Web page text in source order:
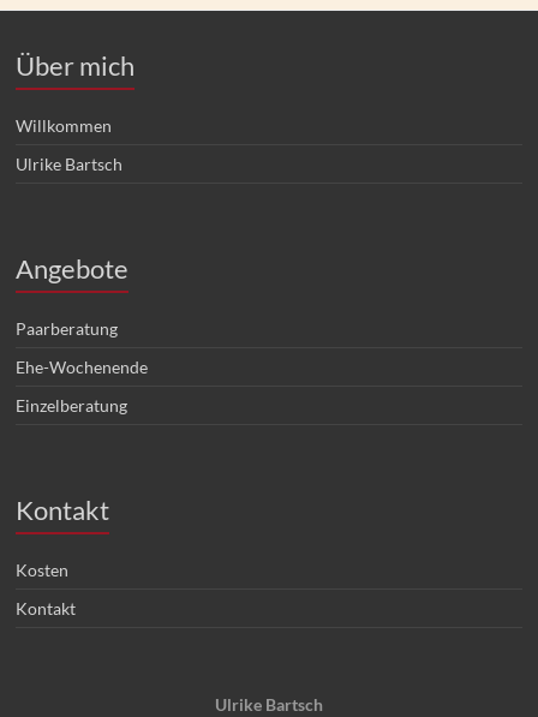
Über mich
Willkommen
Ulrike Bartsch
Angebote
Paarberatung
Ehe-Wochenende
Einzelberatung
Kontakt
Kosten
Kontakt
Ulrike Bartsch